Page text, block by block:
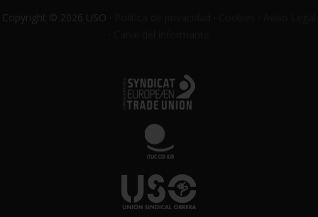
Copyright © 2026 USO ·